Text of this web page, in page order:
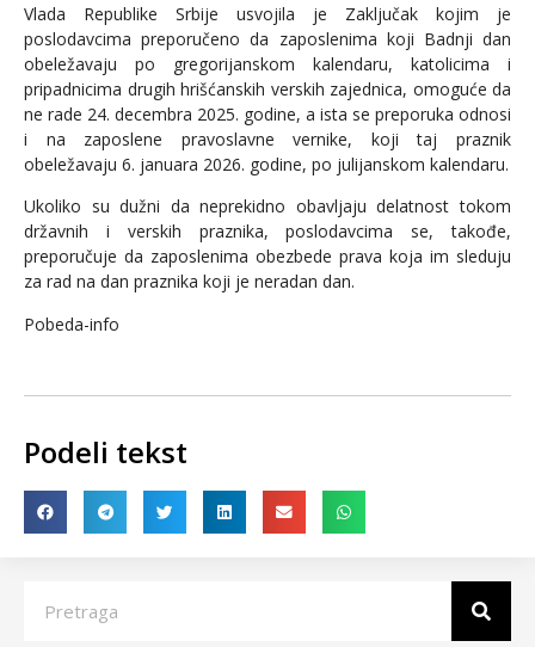
Vlada Republike Srbije usvojila je Zaključak kojim je
poslodavcima preporučeno da zaposlenima koji Badnji dan
obeležavaju po gregorijanskom kalendaru, katolicima i
pripadnicima drugih hrišćanskih verskih zajednica, omoguće da
ne rade 24. decembra 2025. godine, a ista se preporuka odnosi
i na zaposlene pravoslavne vernike, koji taj praznik
obeležavaju 6. januara 2026. godine, po julijanskom kalendaru.
Ukoliko su dužni da neprekidno obavljaju delatnost tokom
državnih i verskih praznika, poslodavcima se, takođe,
preporučuje da zaposlenima obezbede prava koja im sleduju
za rad na dan praznika koji je neradan dan.
Pobeda-info
Podeli tekst